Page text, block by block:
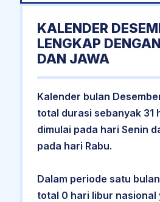
KALENDER
LENGKAP
DAN JAWA
Kalender bulan
total durasi sebanyak 31
dimulai pada hari Senin
pada hari Rabu.
Dalam periode satu
total 0 hari libur nasional